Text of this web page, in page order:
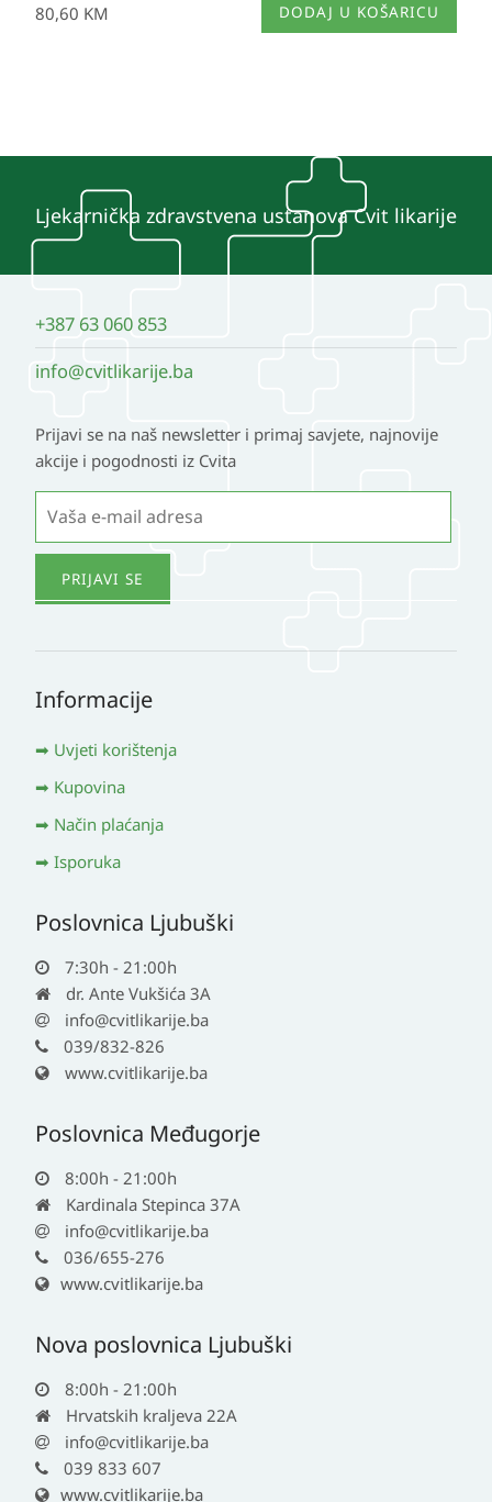
80,60 KM DODAJ U KOŠARICU
Ljekarnička zdravstvena ustanova Cvit likarije
+387 63 060 853
info@cvitlikarije.ba
Prijavi se na naš newsletter i primaj savjete, najnovije
akcije i pogodnosti iz Cvita
Informacije
Uvjeti korištenja
Kupovina
Način plaćanja
Isporuka
Poslovnica Ljubuški
7:30h - 21:00h
dr. Ante Vukšića 3A
info@cvitlikarije.ba
039/832-826
www.cvitlikarije.ba
Poslovnica Međugorje
8:00h - 21:00h
Kardinala Stepinca 37A
info@cvitlikarije.ba
036/655-276
www.cvitlikarije.ba
Nova poslovnica Ljubuški
8:00h - 21:00h
Hrvatskih kraljeva 22A
info@cvitlikarije.ba
039 833 607
www.cvitlikarije.ba